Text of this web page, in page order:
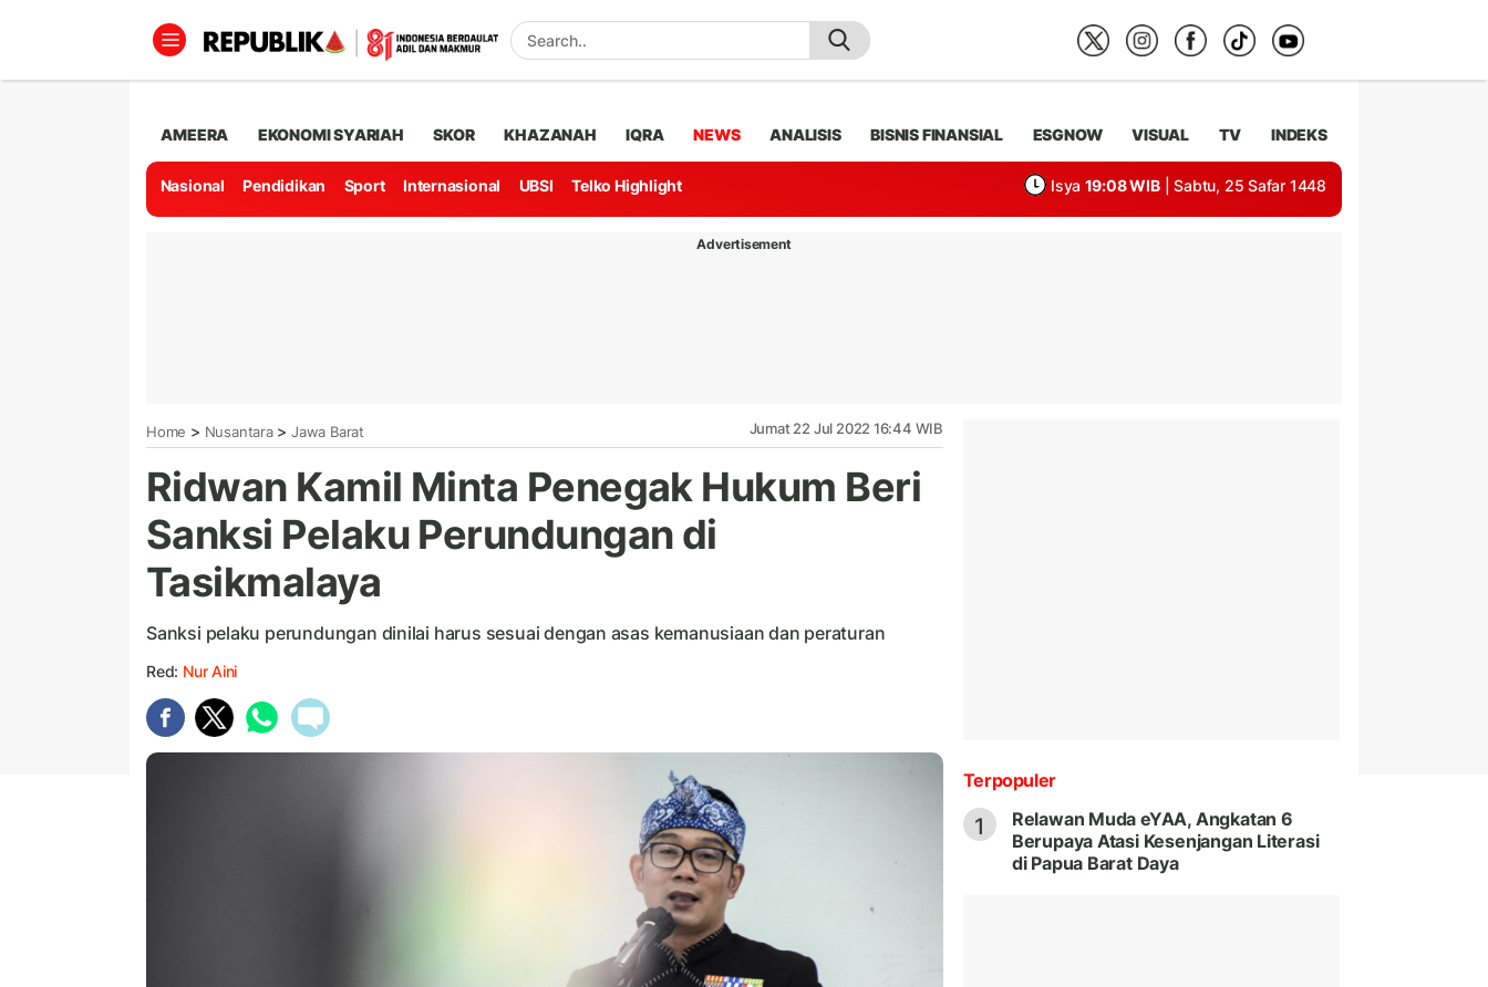
AMEERA EKONOMI SYARIAH SKOR KHAZANAH IQRA NEWS ANALISIS BISNIS FINANSIAL ESGNOW VISUAL TV INDEKS
Nasional Pendidikan Sport Internasional UBSI Telko Highlight Isya 19:08 WIB | Sabtu, 25 Safar 1448
Advertisement
Home > Nusantara> Jawa Barat Jumat 22 Jul 2022 16:44 WIB
Ridwan Kamil Minta Penegak Hukum Beri
Sanksi Pelaku Perundungan di
Tasikmalaya
Sanksi pelaku perundungan dinilai harus sesuai dengan asas kemanusiaan dan peraturan
Red: Nur Aini
Terpopuler
1
Relawan Muda eYAA, Angkatan 6
Berupaya Atasi Kesenjangan Literasi
di Papua Barat Daya